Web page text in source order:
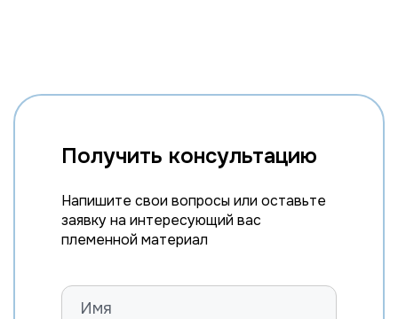
Получить консультацию
Напишите свои вопросы или оставьте
заявку на интересующий вас
племенной материал